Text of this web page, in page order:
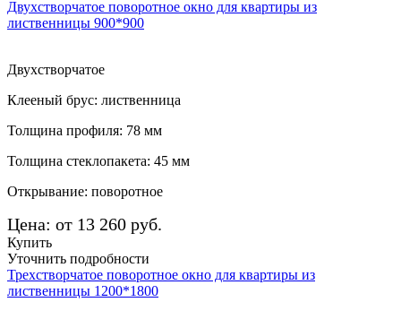
Двухстворчатое поворотное окно для квартиры из
лиственницы 900*900
Двухстворчатое
Клееный брус: лиственница
Толщина профиля: 78 мм
Толщина стеклопакета: 45 мм
Открывание: поворотное
Цена: от 13 260 руб.
Купить
Уточнить подробности
Трехстворчатое поворотное окно для квартиры из
лиственницы 1200*1800